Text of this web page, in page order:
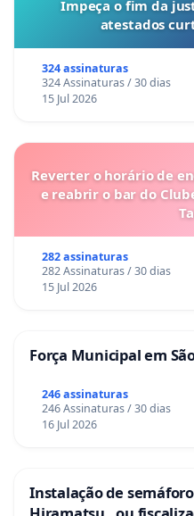
Impeça o fim da
atestados
324 assinaturas
324 Assinaturas / 30 dias
15 Jul 2026
Reverter o horário de
e reabrir o bar do
282 assinaturas
282 Assinaturas / 30 dias
15 Jul 2026
Força Municipal em
246 assinaturas
246 Assinaturas / 30 dias
16 Jul 2026
Instalação de